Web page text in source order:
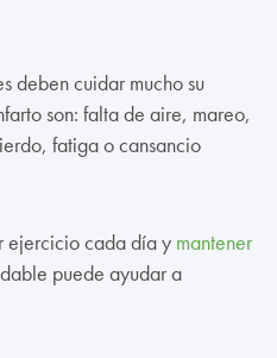
deben cuidar mucho su
son: falta de aire, mareo,
fatiga o cansancio
ejercicio cada día y mantener
puede ayudar a